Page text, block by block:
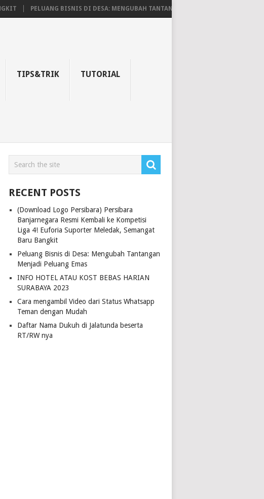
PELUANG BISNIS DI DESA: MENGUBAH TANTANGAN MENJADI PELUANG EMAS
TIPS&TRIK TUTORIAL
RECENT POSTS
(Download Logo Persibara) Persibara
Banjarnegara Resmi Kembali ke Kompetisi
Liga 4! Euforia Suporter Meledak, Semangat
Baru Bangkit
Peluang Bisnis di Desa: Mengubah Tantangan
Menjadi Peluang Emas
INFO HOTEL ATAU KOST BEBAS HARIAN
SURABAYA 2023
Cara mengambil Video dari Status Whatsapp
Teman dengan Mudah
Daftar Nama Dukuh di Jalatunda beserta
RT/RW nya